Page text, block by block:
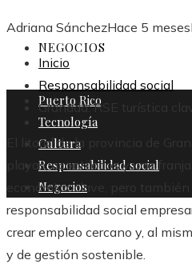
NEGOCIOS
Puerto Rico
Tecnología
Cultura
Responsabilidad social
Negocios
Adriana SánchezHace 5 meses
Inicio
Responsabilidad social
Granada: RSE turística
El litoral de la provincia de
playas, acantilados y una
económico clave, pero
responsabilidad social
crear empleo cercano y, al
y de gestión sostenible.